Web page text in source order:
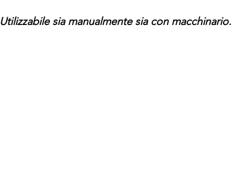
Utilizzabile sia manualmente sia con macchinario.